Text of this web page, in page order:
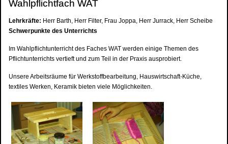
Wahlpflichtfach WAT
Lehrkräfte: Herr Barth, Herr Filter, Frau Joppa, Herr Jurrack, Herr Scheibe
Schwerpunkte des Unterrichts
Im Wahlpflichtunterricht des Faches WAT werden einige Themen des
Pflichtunterrichts vertieft und zum Teil in der Praxis ausprobiert.
Unsere Arbeitsräume für Werkstoffbearbeitung, Hauswirtschaft-Küche,
textiles Werken, Keramik bieten viele Möglichkeiten.